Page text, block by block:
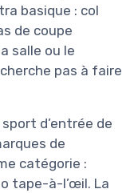
basique : col
de coupe
salle ou le
pas à faire
d’entrée de
de
catégorie :
tape-à-l’œil. La